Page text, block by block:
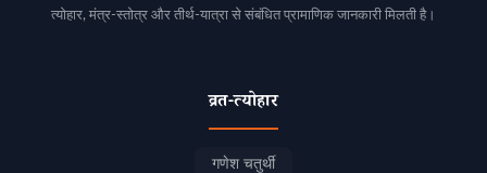
त्योहार, मंत्र-स्तोत्र और तीर्थ-यात्रा से संबंधित प्रामाणिक जानकारी मिलती है।
व्रत-त्योहार
गणेश चतुर्थी